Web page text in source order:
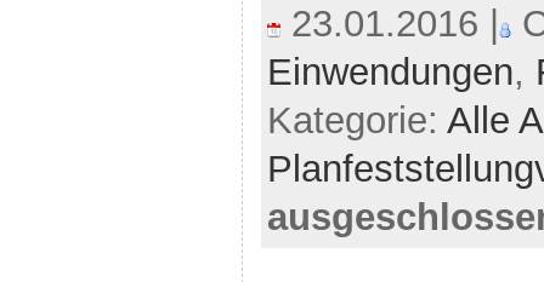
23.01.2016 |
Einwendungen,
Kategorie: Alle